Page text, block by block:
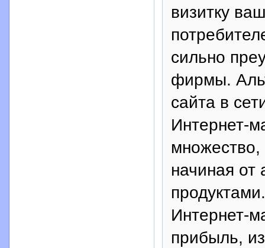
визитку
сильно
фирмы.
сайта в
Интернет-
множество,
начиная
Интернет-
прибыль,